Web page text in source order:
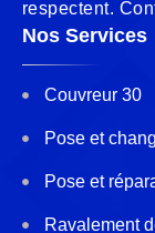
respectent.
Nos Services
Couvreur 30
Pose et
Pose et
Ravalement